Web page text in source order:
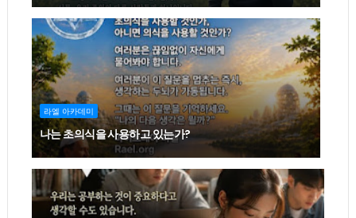
라엘 아카데미
나는 초의식을 사용하고 있는가?